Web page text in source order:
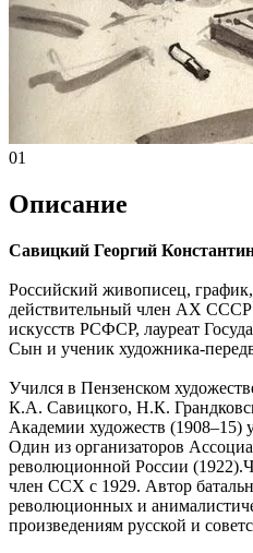
01
Описание
Савицкий Георгий
Российский живописец,
действительный член АХ СССР
искусств РСФСР, лауреат
Сын и ученик художника-
Учился в Пензенском
К.А. Савицкого, Н.К.
Академии художеств
Один из организаторов
революционной России
член ССХ с 1929. Автор
революционных и
произведениям русской и